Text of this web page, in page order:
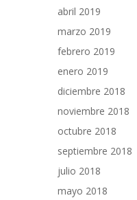
abril 2019
marzo 2019
febrero 2019
enero 2019
diciembre 2018
noviembre 2018
octubre 2018
septiembre 2018
julio 2018
mayo 2018